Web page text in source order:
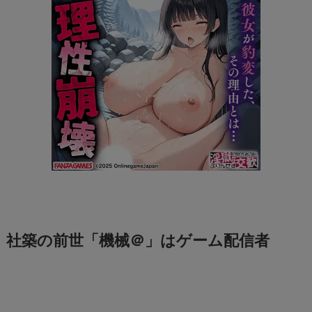
社築の前世「機械＠」はゲーム配信者